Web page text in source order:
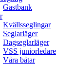
Gastbank
Kvällsseglingar
Seglarläger
Dagseglarläger
VSS juniorledare
Våra båtar